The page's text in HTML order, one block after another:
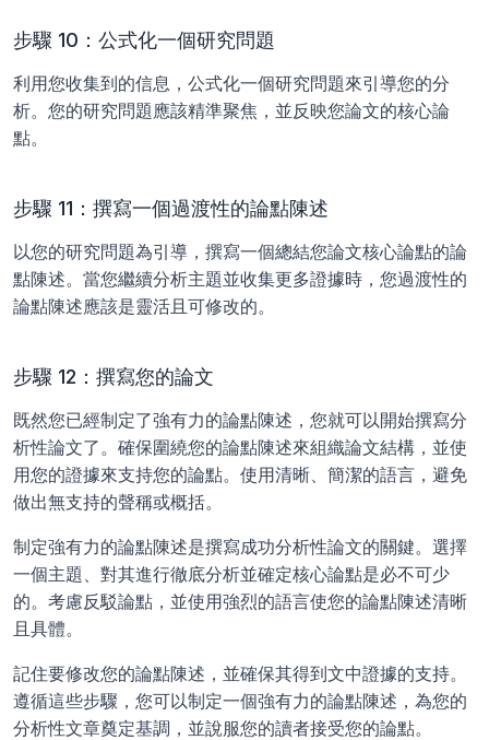
步驟 10：公式化一個研究問題
利用您收集到的信息，公式化一個研究問題來引導您的分
析。您的研究問題應該精準聚焦，並反映您論文的核心論
點。
步驟 11：撰寫一個過渡性的論點陳述
以您的研究問題為引導，撰寫一個總結您論文核心論點的論
點陳述。當您繼續分析主題並收集更多證據時，您過渡性的
論點陳述應該是靈活且可修改的。
步驟 12：撰寫您的論文
既然您已經制定了強有力的論點陳述，您就可以開始撰寫分
析性論文了。確保圍繞您的論點陳述來組織論文結構，並使
用您的證據來支持您的論點。使用清晰、簡潔的語言，避免
做出無支持的聲稱或概括。
制定強有力的論點陳述是撰寫成功分析性論文的關鍵。選擇
一個主題、對其進行徹底分析並確定核心論點是必不可少
的。考慮反駁論點，並使用強烈的語言使您的論點陳述清晰
且具體。
記住要修改您的論點陳述，並確保其得到文中證據的支持。
遵循這些步驟，您可以制定一個強有力的論點陳述，為您的
分析性文章奠定基調，並說服您的讀者接受您的論點。